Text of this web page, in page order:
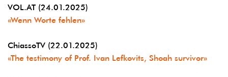
VOL.AT (24.01.2025)
«Wenn Worte fehlen»
ChiassoTV (22.01.2025)
«The testimony of Prof. Ivan Lefkovits, Shoah survivor»